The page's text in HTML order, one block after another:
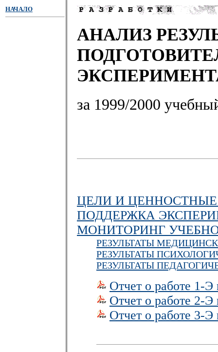
НАЧАЛО
АНАЛИЗ
за 1999/2000
ЦЕЛИ И
ПОДДЕРЖКА
МОНИТОРИНГ
РЕЗУЛЬТАТЫ
РЕЗУЛЬТАТЫ
РЕЗУЛЬТАТЫ
Отчет о работе 1-Э
Отчет о работе 2-Э
Отчет о работе 3-Э